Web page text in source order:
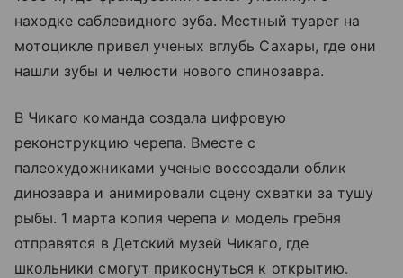
находке саблевидного зуба. Местный туарег на
мотоцикле привел ученых вглубь Сахары, где они
нашли зубы и челюсти нового спинозавра.
В Чикаго команда создала цифровую
реконструкцию черепа. Вместе с
палеохудожниками ученые воссоздали облик
динозавра и анимировали сцену схватки за тушу
рыбы. 1 марта копия черепа и модель гребня
отправятся в Детский музей Чикаго, где
школьники смогут прикоснуться к открытию.